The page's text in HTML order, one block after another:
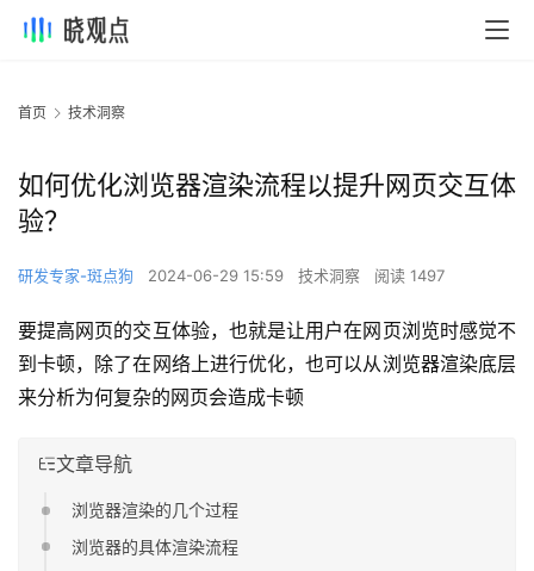
首页 技术洞察
如何优化浏览器渲染流程以提升网页交互体
验？
研发专家-斑点狗 2024-06-29 15:59 技术洞察 阅读 1497
要提高网页的交互体验，也就是让用户在网页浏览时感觉不
到卡顿，除了在网络上进行优化，也可以从浏览器渲染底层
来分析为何复杂的网页会造成卡顿
文章导航
浏览器渲染的几个过程
浏览器的具体渲染流程